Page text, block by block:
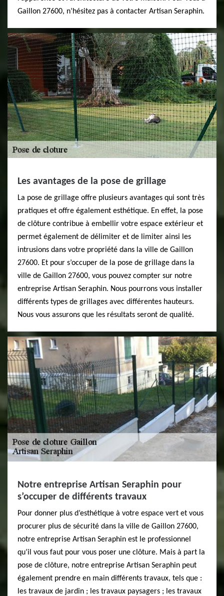
Gaillon 27600, n’hésitez pas à contacter Artisan Seraphin.
Les avantages de la pose de grillage
La pose de grillage offre plusieurs avantages qui sont très
pratiques et offre également esthétique. En effet, la pose
de clôture contribue à embellir votre espace extérieur et
permet également de délimiter et de limiter ainsi les
intrusions dans votre propriété dans la ville de Gaillon
27600. Et pour s’occuper de la pose de grillage dans la
ville de Gaillon 27600, vous pouvez compter sur notre
entreprise Artisan Seraphin. Nous pourrons vous installer
différents types de grillages avec différentes hauteurs.
Nous vous assurons que les résultats seront de qualité.
Notre entreprise Artisan Seraphin pour
s’occuper de différents travaux
Pour donner plus d’esthétique à votre espace vert et vous
procurer plus de sécurité dans la ville de Gaillon 27600,
notre entreprise Artisan Seraphin est le professionnel
qu’il vous faut pour vous poser une clôture. Mais à part la
pose de clôture, notre entreprise Artisan Seraphin peut
également prendre en main différents travaux, tels que :
les travaux de jardin ; les travaux paysagers ; les travaux